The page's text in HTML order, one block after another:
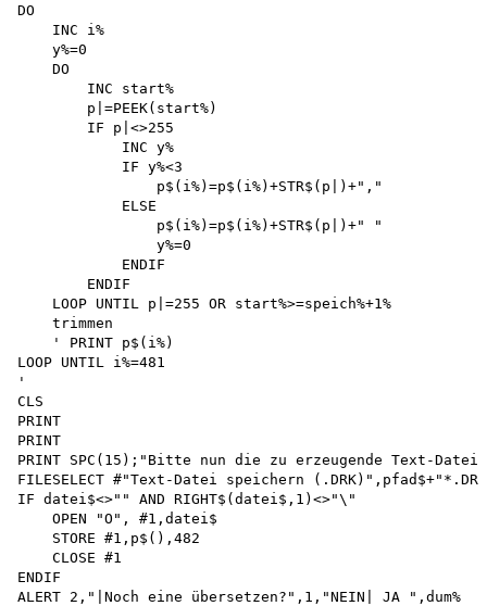
DO
    INC i%
    y%=0
    DO
        INC start%
        p|=PEEK(start%)
        IF p|<>255
            INC y%
            IF y%<3
                p$(i%)=p$(i%)+STR$(p|)+","
            ELSE
                p$(i%)=p$(i%)+STR$(p|)+" "
                y%=0
            ENDIF
        ENDIF
    LOOP UNTIL p|=255 OR start%>=speich%+1%
    trimmen
    ' PRINT p$(i%)
LOOP UNTIL i%=481
'
CLS
PRINT
PRINT
PRINT SPC(15);"Bitte nun die zu erzeugende Text-Datei
FILESELECT #"Text-Datei speichern
IF datei$<>"" AND RIGHT$(datei$,1)<>"\"
    OPEN "O", #1,datei$
    STORE #1,p$(),482
    CLOSE #1
ENDIF
ALERT 2,"|Noch eine übersetzen?",1,"NEIN| JA ",dum%